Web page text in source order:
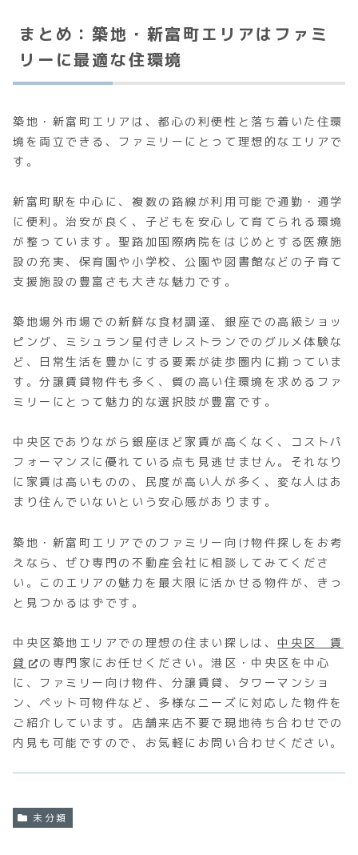
まとめ：築地・新富町エリアはファミ
リーに最適な住環境
築地・新富町エリアは、都心の利便性と落ち着いた住環
境を両立できる、ファミリーにとって理想的なエリアで
す。
新富町駅を中心に、複数の路線が利用可能で通勤・通学
に便利。治安が良く、子どもを安心して育てられる環境
が整っています。聖路加国際病院をはじめとする医療施
設の充実、保育園や小学校、公園や図書館などの子育て
支援施設の豊富さも大きな魅力です。
築地場外市場での新鮮な食材調達、銀座での高級ショッ
ピング、ミシュラン星付きレストランでのグルメ体験な
ど、日常生活を豊かにする要素が徒歩圏内に揃っていま
す。分譲賃貸物件も多く、質の高い住環境を求めるファ
ミリーにとって魅力的な選択肢が豊富です。
中央区でありながら銀座ほど家賃が高くなく、コストパ
フォーマンスに優れている点も見逃せません。それなり
に家賃は高いものの、民度が高い人が多く、変な人はあ
まり住んでいないという安心感があります。
築地・新富町エリアでのファミリー向け物件探しをお考
えなら、ぜひ専門の不動産会社に相談してみてくださ
い。このエリアの魅力を最大限に活かせる物件が、きっ
と見つかるはずです。
中央区築地エリアでの理想の住まい探しは、 中央区 賃
貸
の専門家にお任せください。港区・中央区を中心
に、ファミリー向け物件、分譲賃貸、タワーマンショ
ン、ペット可物件など、多様なニーズに対応した物件を
ご紹介しています。店舗来店不要で現地待ち合わせでの
内見も可能ですので、お気軽にお問い合わせください。
未分類